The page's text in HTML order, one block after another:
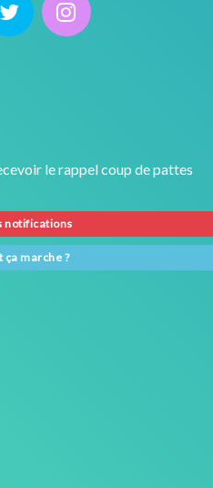
le rappel coup de pattes
notifications
ça marche ?